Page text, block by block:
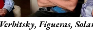
Verbitsky, Figueras,